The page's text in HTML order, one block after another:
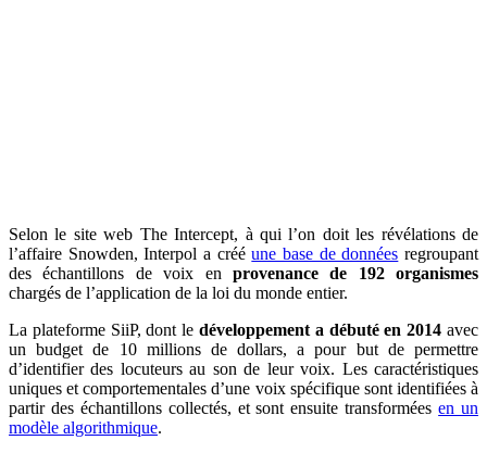
Selon le site web The Intercept, à qui l’on doit les révélations de
l’affaire Snowden, Interpol a crééune base de données regroupant
des échantillons de voix en provenance de 192 organismes
chargés de l’application de la loi du monde entier.
La plateforme SiiP, dont le développement a débuté en 2014 avec
un budget de 10 millions de dollars, a pour but de permettre
d’identifier des locuteurs au son de leur voix. Les caractéristiques
uniques et comportementales d’une voix spécifique sont identifiées à
partir des échantillons collectés, et sont ensuite transforméesen un
modèle algorithmique.